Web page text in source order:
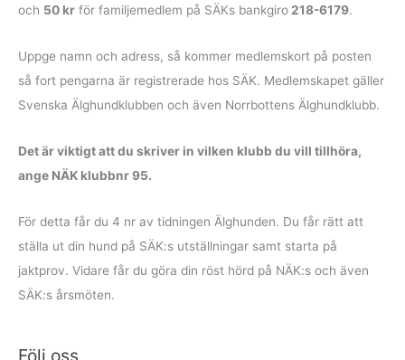
och 50 kr för familje­medlem på SÄKs bankgiro218-6179.
Uppge namn och adress, så kommer medlemskort på posten
så fort pengarna är registrerade hos SÄK. Medlemskapet gäller
Svenska Älghundklubben och även Norrbottens Älghundklubb.
Det är viktigt att du skriver in vilken klubb du vill tillhöra,
ange NÄK klubbnr 95.
För detta får du 4 nr av tidningen Älghunden. Du får rätt att
ställa ut din hund på SÄK:s utställningar samt starta på
jaktprov. Vidare får du göra din röst hörd på NÄK:s och även
SÄK:s årsmöten.
Följ oss